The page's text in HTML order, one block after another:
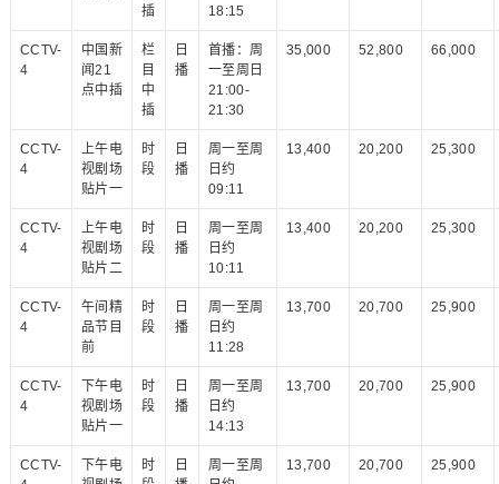
插
18:15
CCTV-
4
中国新
闻21
点中插
栏
目
中
插
日
播
首播：周
一至周日
21:00-
21:30
35,000 52,800 66,000
CCTV-
4
上午电
视剧场
贴片一
时
段
日
播
周一至周
日约
09:11
13,400 20,200 25,300
CCTV-
4
上午电
视剧场
贴片二
时
段
日
播
周一至周
日约
10:11
13,400 20,200 25,300
CCTV-
4
午间精
品节目
前
时
段
日
播
周一至周
日约
11:28
13,700 20,700 25,900
CCTV-
4
下午电
视剧场
贴片一
时
段
日
播
周一至周
日约
14:13
13,700 20,700 25,900
CCTV-
下午电
时
日
周一至周
13,700 20,700 25,900